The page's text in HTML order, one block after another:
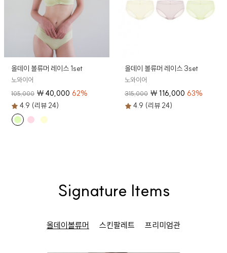
올데이 볼류머 레이스 1set
노와이어
105,000 ₩40,000 62%
4.9 (리뷰 24)
올데이 볼류머 레이스 3set
노와이어
315,000 ₩116,000 63%
4.9 (리뷰 24)
Signature Items
올데이볼류머 스킨팔레트 프리미엄관